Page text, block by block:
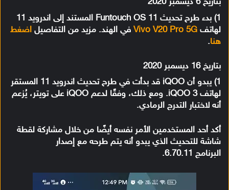
بتاريخ 6 ديسمبر 2020
1) بدء طرح تحديث Funtouch OS 11 المستند إلى اندرويد 11
لهاتف Vivo V20 Pro 5G في الهند. مزيد من التفاصيل اضغط
هنا.
بتاريخ 16 ديسمبر 2020
1) يبدو أن iQOO قد بدأت في طرح تحديث اندرويد 11 المستقر
لهاتف iQOO 3. ومع ذلك، وفقًا لدعم iQOO على تويتر، يُزعم
أنه لاختبار التدرج الرمادي.
أكد أحد المستخدمين الأمر نفسه أيضًا من خلال مشاركة لقطة
شاشة للتحديث الذي يبدو أنه يتم طرحه مع إصدار
البرنامج 6.70.11.